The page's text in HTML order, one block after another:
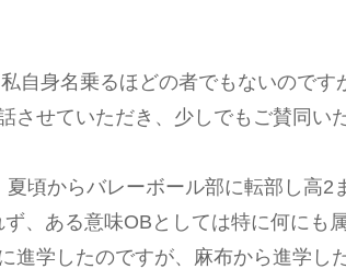
自身名乗るほどの者でもないのです
させていただき、少しでもご賛同い
頃からバレーボール部に転部し高2
、ある意味OBとしては特に何にも
進学したのですが、麻布から進学し